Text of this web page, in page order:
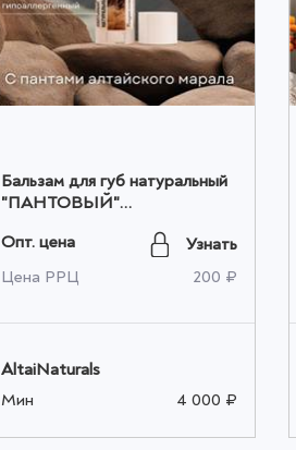
Бальзам для губ натуральный
"ПАНТОВЫЙ"
оптом
Опт. цена
Узнать
Цена РРЦ
200 ₽
AltaiNaturals
Мин
4 000 ₽